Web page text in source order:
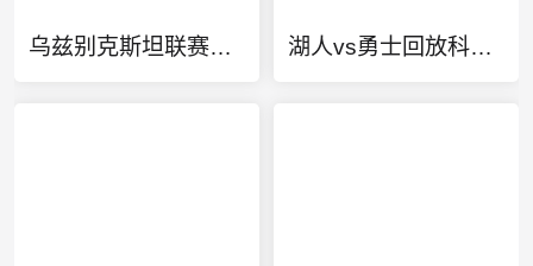
乌兹别克斯坦联赛有哪些球队参加世界杯 湖人vs勇士回放科比受伤